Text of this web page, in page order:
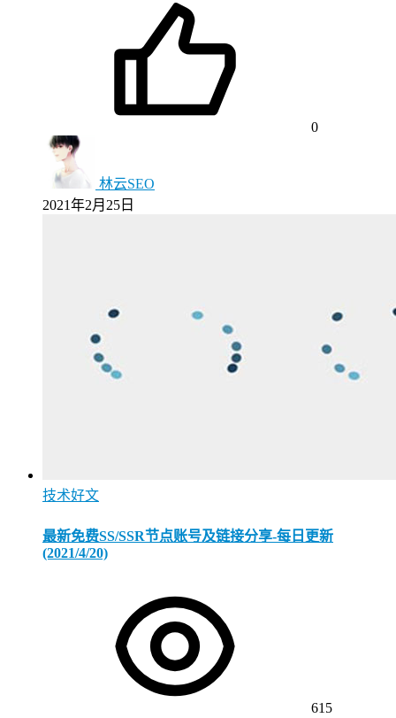
0
林云SEO
2021年2月25日
技术好文
最新免费SS/SSR节点账号及链接分享-每日更新
(2021/4/20)
615